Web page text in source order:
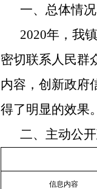
一、总体情况
2020年，我
密切联系人民群
内容，创新政府
得了明显的效果。
二、主动公
信息内容